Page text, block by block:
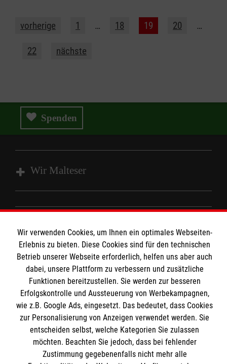
vorherige 1 … 18 19 20 …
22 nächste
Spenden
Wir Malteser
Spenden und Helfen
Unsere Kurse
Mitarbeiten & Stellenangebote
Wir Malteser
Informationen
Kontakt
Impressum
Datenschutz
Malteser online
Malteserorden
Malteser Jugend
Malteser International
Spendenkonto
Wir verwenden Cookies, um Ihnen ein optimales Webseiten-
Erlebnis zu bieten. Diese Cookies sind für den technischen
Betrieb unserer Webseite erforderlich, helfen uns aber auch
dabei, unsere Plattform zu verbessern und zusätzliche
Funktionen bereitzustellen. Sie werden zur besseren
Erfolgskontrolle und Aussteuerung von Werbekampagnen,
wie z.B. Google Ads, eingesetzt. Das bedeutet, dass Cookies
zur Personalisierung von Anzeigen verwendet werden. Sie
entscheiden selbst, welche Kategorien Sie zulassen
möchten. Beachten Sie jedoch, dass bei fehlender
Zustimmung gegebenenfalls nicht mehr alle